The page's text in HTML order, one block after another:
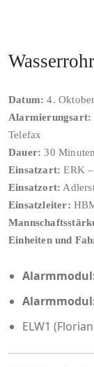
Datum: 4.
Alarmierungsart:
Telefax
Dauer: 30 Minuten
Einsatzart: ERK
Einsatzort:
Einsatzleiter:
Einheiten und
ELW1